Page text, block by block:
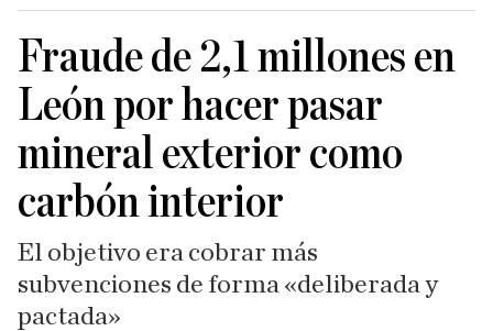
Fraude de 2,1 millones en
León por hacer pasar
mineral exterior como
carbón interior
El objetivo era cobrar más
subvenciones de forma «deliberada y
pactada»